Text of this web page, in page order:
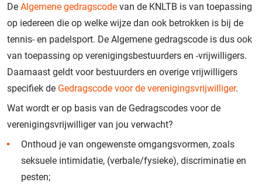
De Algemene gedragscode van de KNLTB is van toepassing
op iedereen die op welke wijze dan ook betrokken is bij de
tennis- en padelsport. De Algemene gedragscode is dus ook
van toepassing op verenigingsbestuurders en -vrijwilligers.
Daarnaast geldt voor bestuurders en overige vrijwilligers
specifiek de Gedragscode voor de verenigingsvrijwilliger.
Wat wordt er op basis van de Gedragscodes voor de
verenigingsvrijwilliger van jou verwacht?
Onthoud je van ongewenste omgangsvormen, zoals
seksuele intimidatie, (verbale/fysieke), discriminatie en
pesten;